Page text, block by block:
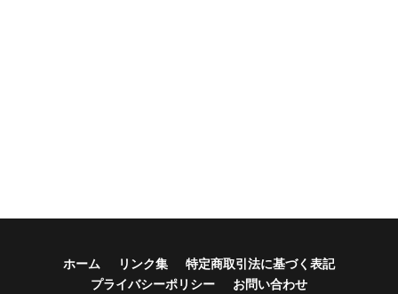
ホーム リンク集
特定商取引法に基づく表記
プライバシーポリシー
お問い合わせ